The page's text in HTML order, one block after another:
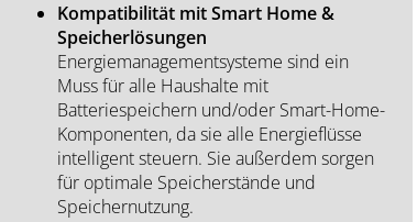
Kompatibilität mit Smart Home &
Speicherlösungen
Energiemanagementsysteme sind ein
Muss für alle Haushalte mit
Batteriespeichern und/oder Smart-Home-
Komponenten, da sie alle Energieflüsse
intelligent steuern. Sie außerdem sorgen
für optimale Speicherstände und
Speichernutzung.